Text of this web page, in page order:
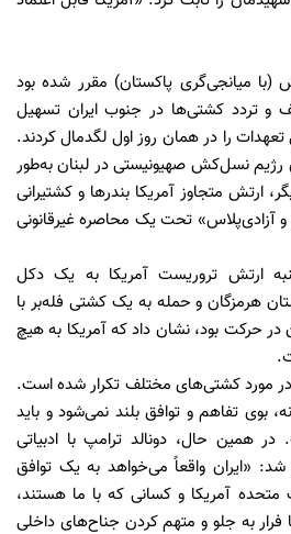
میانجی‌گری پاکستان) مقرر شده بود
تردد کشتی‌ها در جنوب ایران تسهیل
تعهدات را در همان روز اول لگدمال کردند.
نسل‌کش صهیونیستی در لبنان به‌طور
ارتش متجاوز آمریکا بندرها و کشتیرانی
و آزادی‌پلاس» تحت یک محاصره غیرقانونی
ارتش تروریست آمریکا به یک دکل
هرمزگان و حمله به یک کشتی فله‌بر با
در حرکت بود، نشان داد که آمریکا به هیچ
در مورد کشتی‌های مختلف تکرار شده است.
بوی تفاهم و توافق بلند نمی‌شود و باید
در همین حال، دونالد ترامپ با ادبیاتی
«ایران واقعاً می‌خواهد به یک توافق
متحده آمریکا و کسانی که با ما هستند،
فرار به جلو و متهم کردن جناح‌های داخلی